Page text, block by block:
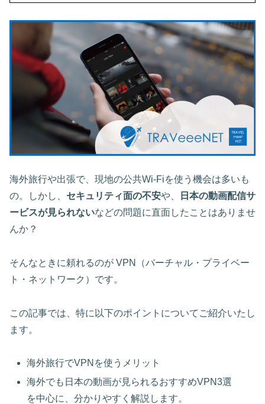
海外旅行や出張で、現地の公共Wi-Fiを使う機会は多いも
の。しかし、 セキュリティ面の不安や、
日本の動画配信サ
ービスが見られないなどの問題に直面したことはありませ
んか？
そんなときに頼れるのが VPN（バーチャル・プライベー
ト・ネットワーク）です。
この記事では、特に以下のポイントについてご紹介いたし
ます。
海外旅行でVPNを使うメリット
海外でも日本の動画が見られるおすすめVPN3選
を中心に、分かりやすく解説します。